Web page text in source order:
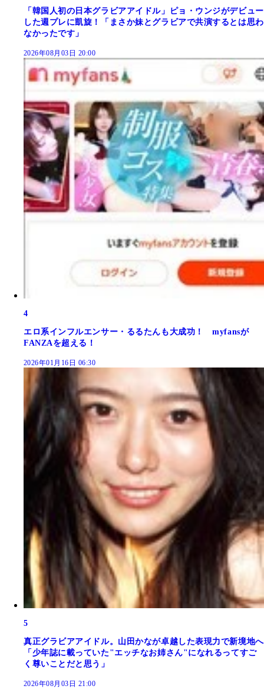
「韓国人初の日本グラビアアイドル」ピョ・ウンジがデビュー
した週プレに凱旋！「まさか妹とグラビアで共演するとは思わ
なかったです」
2026年08月03日 20:00
4
エロ系インフルエンサー・るるたんも大成功！ myfansが
FANZAを超える！
2026年01月16日 06:30
5
真正グラビアアイドル。山田かなが卓越した表現力で新境地へ
「少年誌に載っていた"エッチなお姉さん"になれるってすご
く尊いことだと思う」
2026年08月03日 21:00